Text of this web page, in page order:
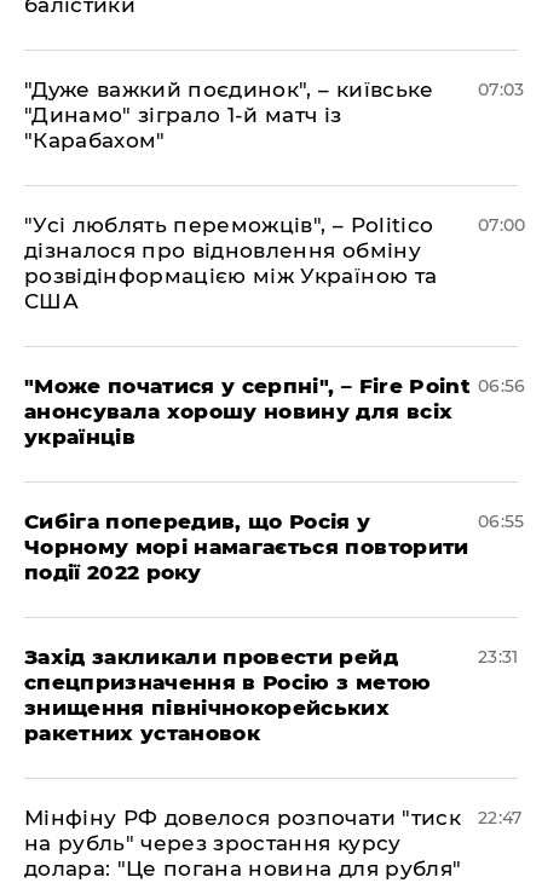
балістики
"Дуже важкий поєдинок", – київське
"Динамо" зіграло 1-й матч із
"Карабахом"
07:03
"Усі люблять переможців", – Politico
дізналося про відновлення обміну
розвідінформацією між Україною та
США
07:00
"Може початися у серпні", – Fire Point
анонсувала хорошу новину для всіх
українців
06:56
Сибіга попередив, що Росія у
Чорному морі намагається повторити
події 2022 року
06:55
​Захід закликали провести рейд
спецпризначення в Росію з метою
знищення північнокорейських
ракетних установок
23:31
​Мінфіну РФ довелося розпочати "тиск
на рубль" через зростання курсу
долара: "Це погана новина для рубля"
22:47